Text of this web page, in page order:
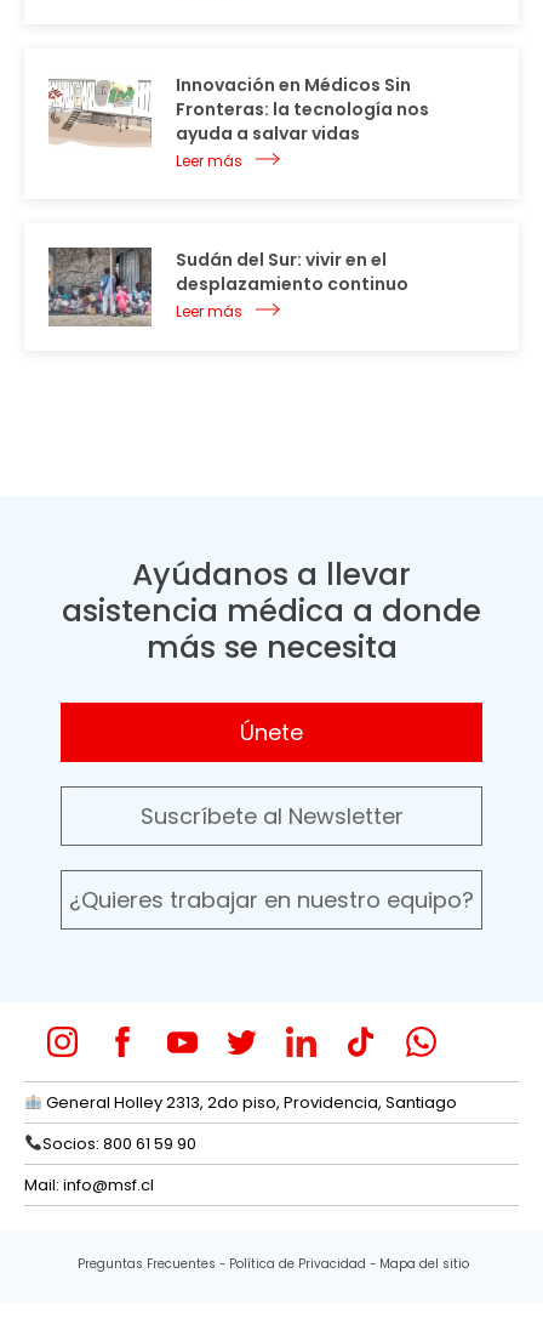
Innovación en Médicos Sin
Fronteras: la tecnología nos
ayuda a salvar vidas
Leer más
Sudán del Sur: vivir en el
desplazamiento continuo
Leer más
Ayúdanos a llevar
asistencia médica a donde
más se necesita
Únete
Suscríbete al Newsletter
¿Quieres trabajar en nuestro equipo?
General Holley 2313, 2do piso, Providencia, Santiago
Socios: 800 61 59 90
Mail: info@msf.cl
Preguntas Frecuentes Política de Privacidad Mapa del sitio